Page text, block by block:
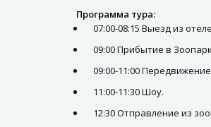
Программа тура:
07:00-08:15 Выезд из
09:00 Прибытие в
09:00-11:00
11:00-11:30 Шоу.
12:30 Отправление из